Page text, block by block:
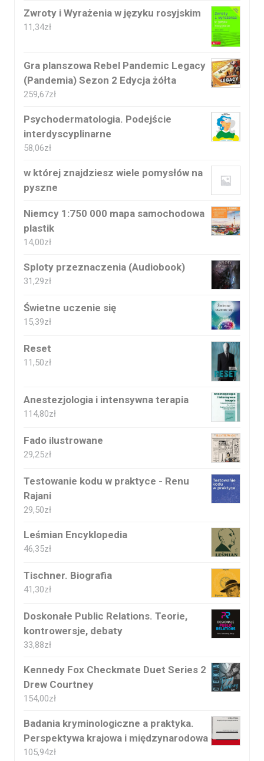
Zwroty i Wyrażenia w języku rosyjskim
11,34zł
Gra planszowa Rebel Pandemic Legacy
(Pandemia) Sezon 2 Edycja żółta
259,67zł
Psychodermatologia. Podejście
interdyscyplinarne
58,06zł
w której znajdziesz wiele pomysłów na
pyszne
Niemcy 1:750 000 mapa samochodowa
plastik
14,00zł
Sploty przeznaczenia (Audiobook)
31,29zł
Świetne uczenie się
15,39zł
Reset
11,50zł
Anestezjologia i intensywna terapia
114,80zł
Fado ilustrowane
29,25zł
Testowanie kodu w praktyce - Renu
Rajani
29,50zł
Leśmian Encyklopedia
46,35zł
Tischner. Biografia
41,30zł
Doskonałe Public Relations. Teorie,
kontrowersje, debaty
33,88zł
Kennedy Fox Checkmate Duet Series 2
Drew Courtney
154,00zł
Badania kryminologiczne a praktyka.
Perspektywa krajowa i międzynarodowa
105,94zł